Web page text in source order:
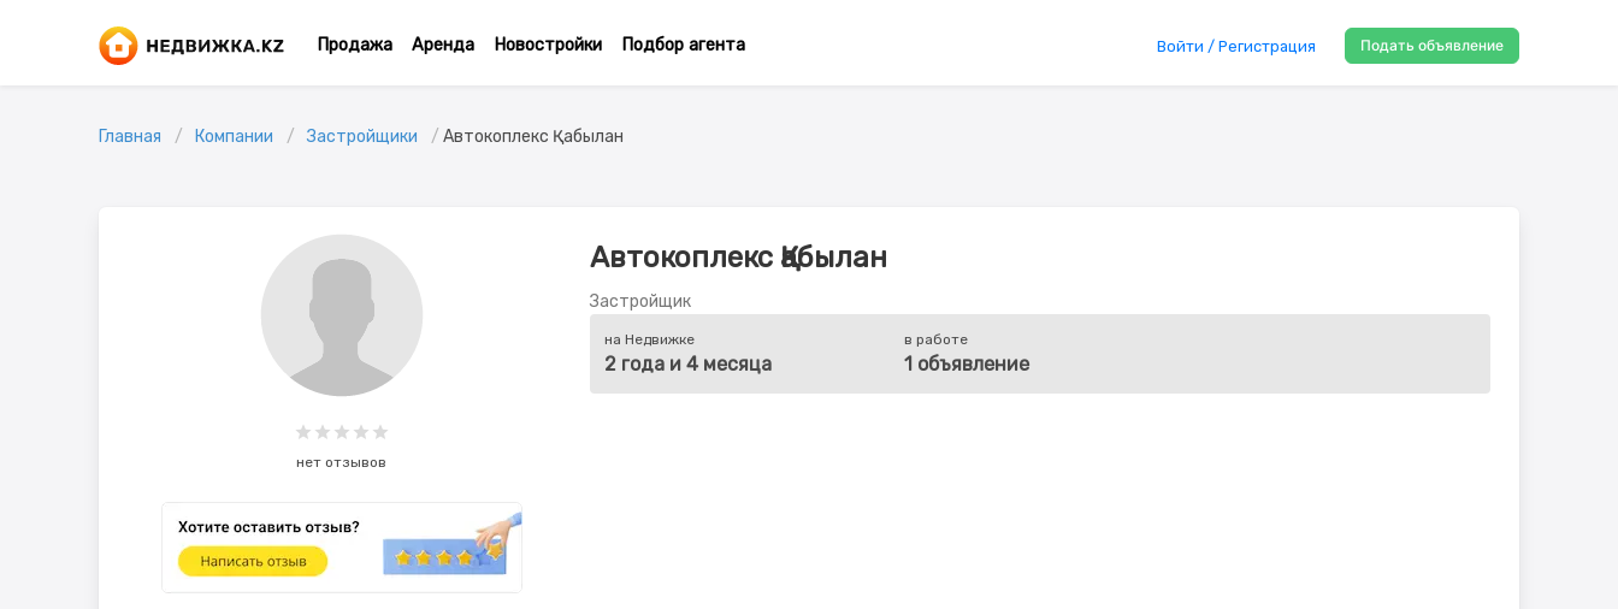
Продажа Аренда Новостройки Подбор агента Войти / Регистрация Подать объявление
Главная Компании Застройщики Автокоплекс Қабылан
нет отзывов
Автокоплекс Қабылан
Застройщик
на Недвижке
2 года и 4 месяца
в работе
1 объявление